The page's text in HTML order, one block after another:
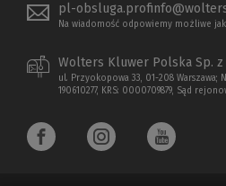
pl-
Na wiadomość odpowiemy możliwe
Wolters Kluwer Polska Sp. z
ul. Przyokopowa 33, 01-208 Warszawa;
190610277, KRS: 0000709879, Sąd